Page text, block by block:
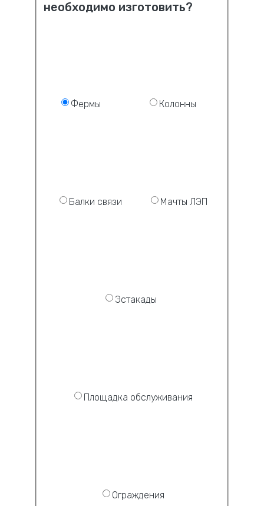
необходимо изготовить?
Фермы Колонны
Балки связи Мачты ЛЭП
Эстакады
Площадка обслуживания
Ограждения